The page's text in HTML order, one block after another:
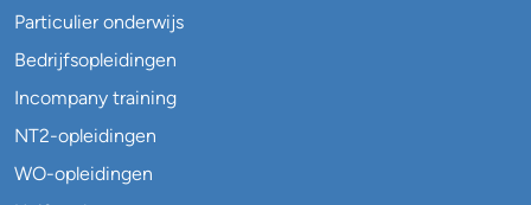
Particulier onderwijs
Bedrijfsopleidingen
Incompany training
NT2-opleidingen
WO-opleidingen